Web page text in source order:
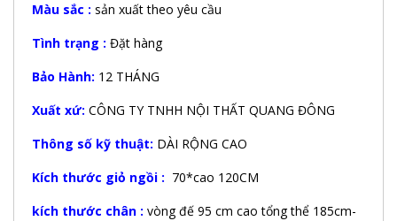
Màu sắc : sản xuất theo yêu cầu
Tình trạng : Đặt hàng
Bảo Hành: 12 THÁNG
Xuất xứ: CÔNG TY TNHH NỘI THẤT QUANG ĐÔNG
Thông số kỹ thuật: DÀI RỘNG CAO
Kích thước giỏ ngồi : 70*cao 120CM
kích thước chân : vòng đế 95 cm cao tổng thể 185cm-